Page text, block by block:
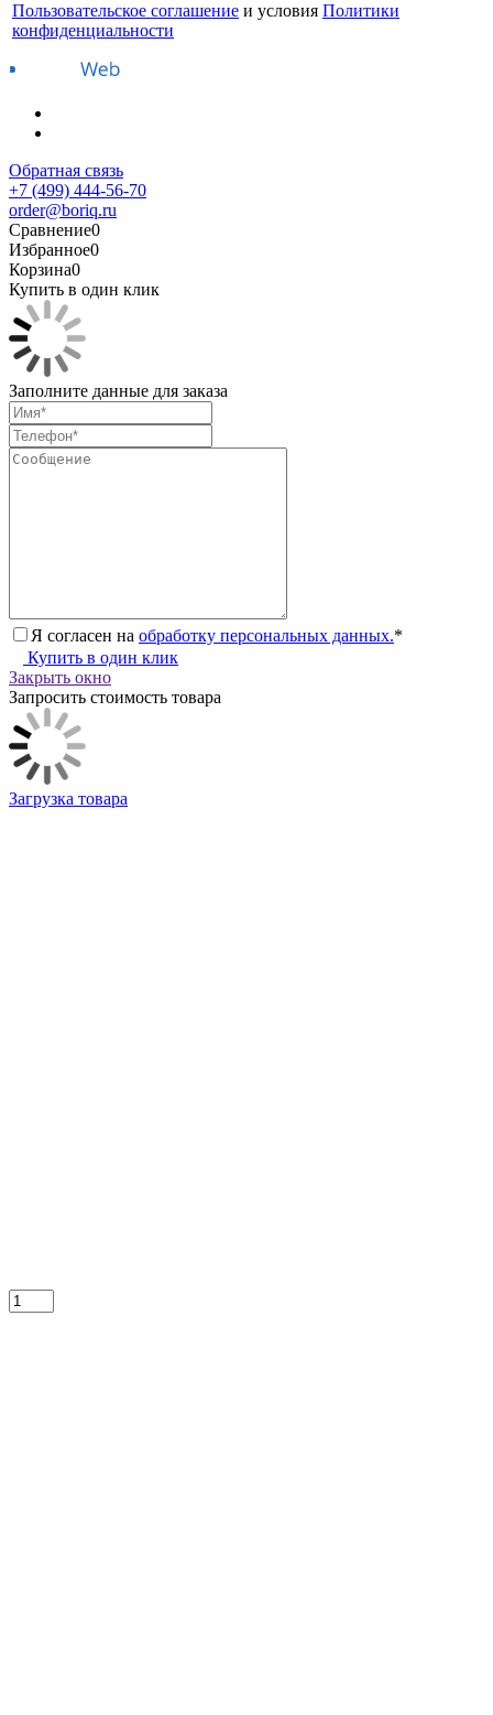
Пользовательское соглашение и условия Политики
конфиденциальности
Обратная связь
+7 (499) 444-56-70
order@boriq.ru
Сравнение0
Избранное0
Корзина0
Купить в один клик
Заполните данные для заказа
Я согласен на обработку персональных данных.*
Купить в один клик
Закрыть окно
Запросить стоимость товара
Загрузка товара